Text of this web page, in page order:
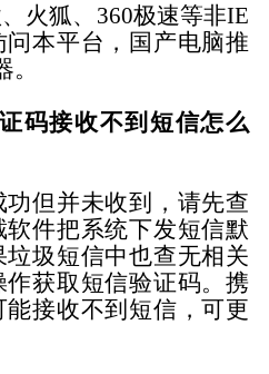
火狐、 360极速等非IE
本平台，国产电脑推
。
码接收不到短信怎么
但并未收到，请先查
件把系统下发短信默
圾短信中也查无相关
获取短信验证码。携
接收不到短信，可更